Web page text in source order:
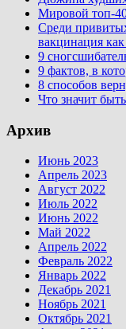
Мировой топ-
Среди
вакцинация как
9
9 фактов, в
8 способов
Что значит
Архив
Июнь 2023
Апрель 2023
Август 2022
Июль 2022
Июнь 2022
Май 2022
Апрель 2022
Февраль 2022
Январь 2022
Декабрь 2021
Ноябрь 2021
Октябрь 2021